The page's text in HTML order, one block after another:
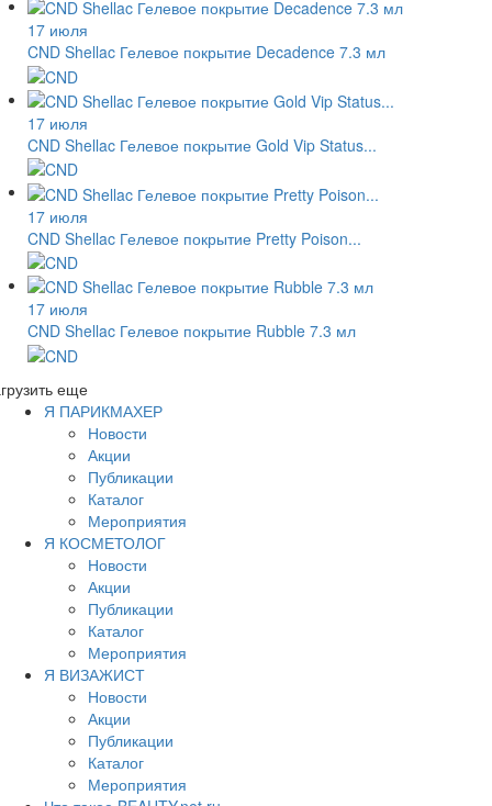
17 июля
CND Shellac Гелевое покрытие Decadence 7.3 мл
17 июля
CND Shellac Гелевое покрытие Gold Vip Status...
17 июля
CND Shellac Гелевое покрытие Pretty Poison...
17 июля
CND Shellac Гелевое покрытие Rubble 7.3 мл
еще
Я ПАРИКМАХЕР
Новости
Акции
Публикации
Каталог
Мероприятия
Я КОСМЕТОЛОГ
Новости
Акции
Публикации
Каталог
Мероприятия
Я ВИЗАЖИСТ
Новости
Акции
Публикации
Каталог
Мероприятия